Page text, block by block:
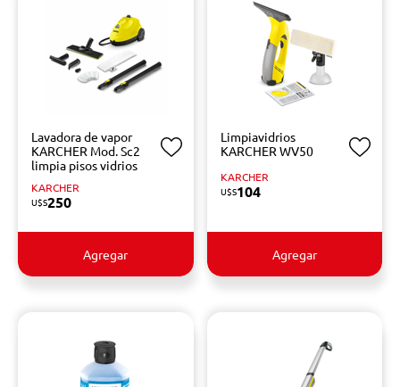
Lavadora de vapor
KARCHER Mod. Sc2
limpia pisos vidrios
KARCHER
U$S250
Agregar
Limpiavidrios
KARCHER WV50
KARCHER
U$S104
Agregar